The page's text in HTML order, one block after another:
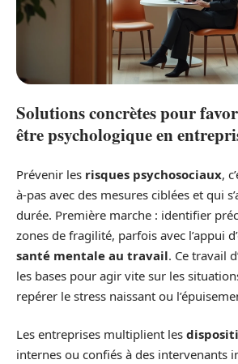
Solutions concrètes pour
être psychologique en
Prévenir les risques psychosociaux,
à-pas avec des mesures ciblées et qui
durée. Première marche : identifier
zones de fragilité, parfois avec l’appui
santé mentale au travail. Ce travail
les bases pour agir vite sur les
repérer le stress naissant ou
Les entreprises multiplient les
internes ou confiés à des intervenants